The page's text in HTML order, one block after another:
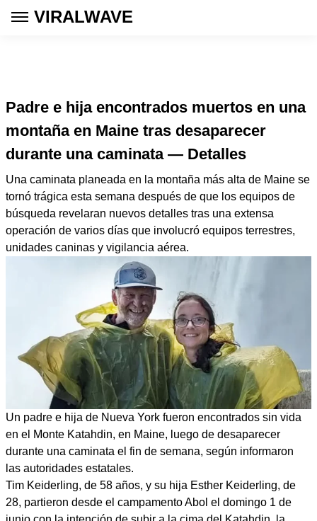
VIRALWAVE
Padre e hija encontrados muertos en una
montaña en Maine tras desaparecer
durante una caminata — Detalles
Una caminata planeada en la montaña más alta de Maine se
tornó trágica esta semana después de que los equipos de
búsqueda revelaran nuevos detalles tras una extensa
operación de varios días que involucró equipos terrestres,
unidades caninas y vigilancia aérea.
Un padre e hija de Nueva York fueron encontrados sin vida
en el Monte Katahdin, en Maine, luego de desaparecer
durante una caminata el fin de semana, según informaron
las autoridades estatales.
Tim Keiderling, de 58 años, y su hija Esther Keiderling, de
28, partieron desde el campamento Abol el domingo 1 de